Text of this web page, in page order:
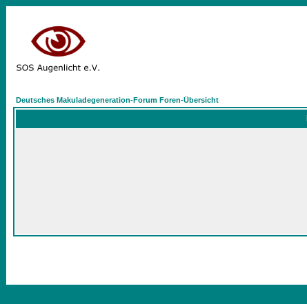
Deutsches Makuladegeneration-Forum Foren-Übersicht